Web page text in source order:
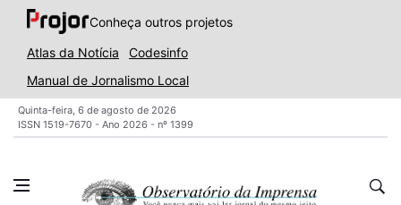
Conheça outros projetos
Atlas da Notícia
Codesinfo
Manual de Jornalismo Local
Quinta-feira, 6 de agosto de 2026
ISSN 1519-7670 - Ano 2026 - nº 1399